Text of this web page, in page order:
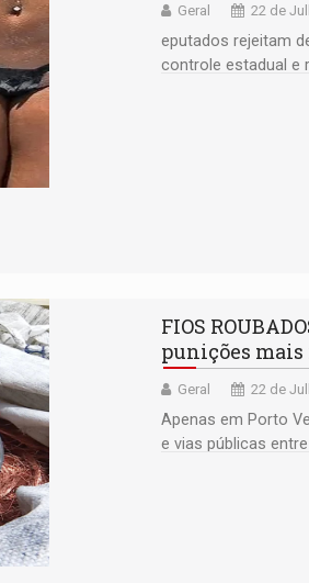
Geral 22 de
eputados rejeitam
controle estadual e
FIOS
punições mais
Geral 22 de
Apenas em Porto
e vias públicas